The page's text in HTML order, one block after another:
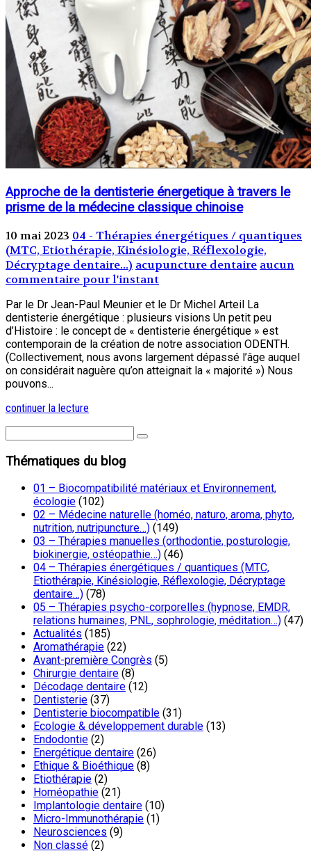
Approche de la dentisterie énergetique à travers le
prisme de la médecine classique chinoise
10 mai 2023 04 - Thérapies énergétiques / quantiques
(MTC, Etiothérapie, Kinésiologie, Réflexologie,
Décryptage dentaire...) acupuncture dentaire aucun
commentaire pour l'instant
Par le Dr Jean-Paul Meunier et le Dr Michel Arteil La
dentisterie énergétique : plusieurs visions Un petit peu
d’Histoire : le concept de « dentisterie énergétique » est
contemporain de la création de notre association ODENTH.
(Collectivement, nous avons largement dépassé l’âge auquel
on considérait naguère qu’on atteignait la « majorité ») Nous
pouvons...
continuer la lecture
Thématiques du blog
01 – Biocompatibilité matériaux et Environnement,
écologie (102)
02 – Médecine naturelle (homéo, naturo, aroma, phyto,
nutrition, nutripuncture…) (149)
03 – Thérapies manuelles (orthodontie, posturologie,
biokinergie, ostéopathie…) (46)
04 – Thérapies énergétiques / quantiques (MTC,
Etiothérapie, Kinésiologie, Réflexologie, Décryptage
dentaire…) (78)
05 – Thérapies psycho-corporelles (hypnose, EMDR,
relations humaines, PNL, sophrologie, méditation…) (47)
Actualités (185)
Aromathérapie (22)
Avant-première Congrès (5)
Chirurgie dentaire (8)
Décodage dentaire (12)
Dentisterie (37)
Dentisterie biocompatible (31)
Ecologie & développement durable (13)
Endodontie (2)
Energétique dentaire (26)
Ethique & Bioéthique (8)
Etiothérapie (2)
Homéopathie (21)
Implantologie dentaire (10)
Micro-Immunothérapie (1)
Neurosciences (9)
Non classé (2)